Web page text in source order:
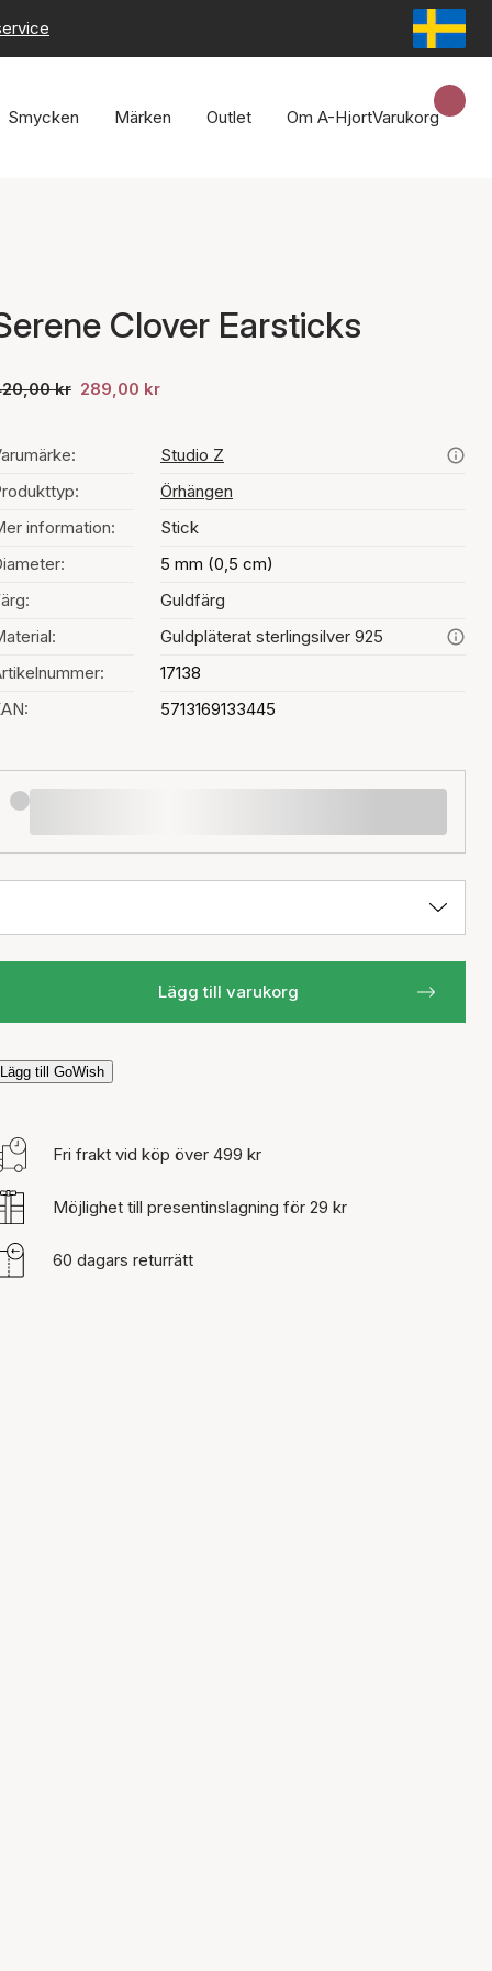
Smycken Märken Outlet Om A-HjortVarukorg
Clover Earsticks
kr 289,00 kr
Studio Z
Örhängen
information:
Stick
5 mm (0,5 cm)
Guldfärg
Guldpläterat sterlingsilver 925
17138
5713169133445
Lägg till varukorg
Lägg till GoWish
Fri frakt vid köp över 499 kr
Möjlighet till presentinslagning för 29 kr
60 dagars returrätt